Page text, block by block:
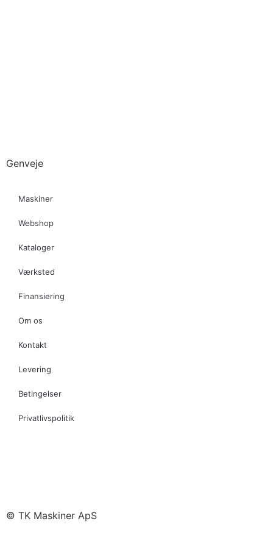
Genveje
Maskiner
Webshop
Kataloger
Værksted
Finansiering
Om os
Kontakt
Levering
Betingelser
Privatlivspolitik
© TK Maskiner ApS